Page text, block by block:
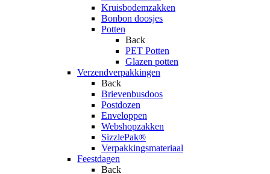
Kruisbodemzakken
Bonbon doosjes
Potten
Back
PET Potten
Glazen potten
Verzendverpakkingen
Back
Brievenbusdoos
Postdozen
Enveloppen
Webshopzakken
SizzlePak®
Verpakkingsmateriaal
Feestdagen
Back